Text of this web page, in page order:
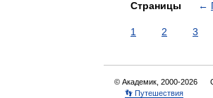
Страницы ←
1 2 3
© Академик, 2000-2026
👣 Путешествия